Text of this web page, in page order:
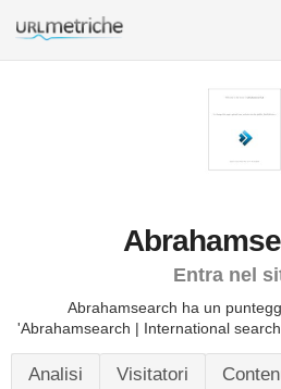
Entra nel
Abrahamsearch ha un
'Abrahamsearch | International
Analisi Visitatori